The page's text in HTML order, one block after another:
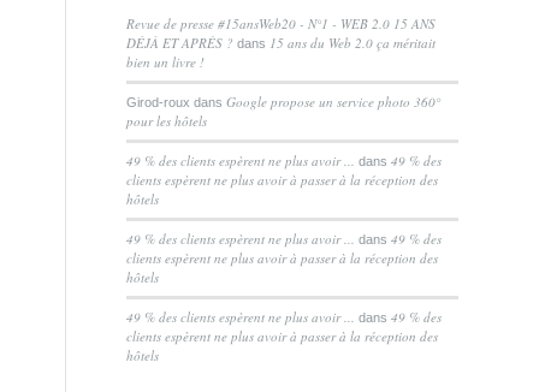
Revue de presse #15ansWeb20 - N°1 - WEB 2.0 15 ANS
DÉJÀ ET APRÈS ? dans 15 ans du Web 2.0 ça méritait
bien un livre !
Girod-roux dansGoogle propose un service photo 360°
pour les hôtels
49 % des clients espèrent ne plus avoir ... dans49 % des
clients espèrent ne plus avoir à passer à la réception des
hôtels
49 % des clients espèrent ne plus avoir ... dans49 % des
clients espèrent ne plus avoir à passer à la réception des
hôtels
49 % des clients espèrent ne plus avoir ... dans49 % des
clients espèrent ne plus avoir à passer à la réception des
hôtels